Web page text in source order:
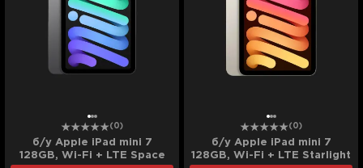
(0)
б/у Apple iPad mini 7
128GB, Wi-Fi + LTE Space
(0)
б/у Apple iPad mini 7
128GB, Wi-Fi + LTE Starlight